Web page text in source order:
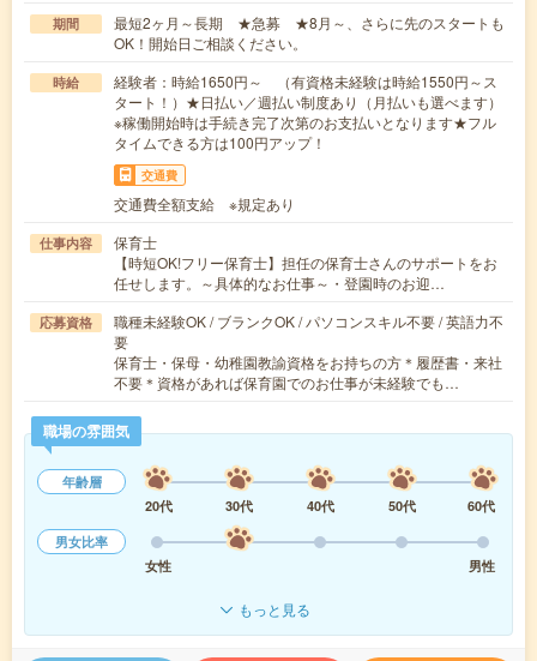
期間
最短2ヶ月～長期 ★急募 ★8月～、さらに先のスタートも
OK！開始日ご相談ください。
時給
経験者：時給1650円～ （有資格未経験は時給1550円～ス
タート！）★日払い／週払い制度あり（月払いも選べます）
※稼働開始時は手続き完了次第のお支払いとなります★フル
タイムできる方は100円アップ！
交通費
交通費全額支給 ※規定あり
仕事内容
保育士
【時短OK!フリー保育士】担任の保育士さんのサポートをお
任せします。～具体的なお仕事～・登園時のお迎…
応募資格
職種未経験OK / ブランクOK / パソコンスキル不要 / 英語力不
要
保育士・保母・幼稚園教諭資格をお持ちの方＊履歴書・来社
不要＊資格があれば保育園でのお仕事が未経験でも…
職場の雰囲気
年齢層
20代
30代 40代 50代
60代
男女比率
女性
男性
もっと見る